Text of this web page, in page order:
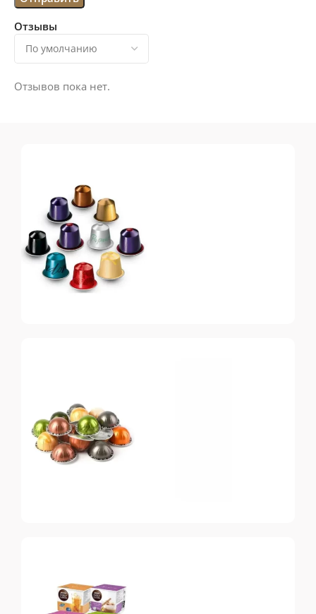
Отзывы
Отзывов пока нет.
системы Nespresso
Топ-10 капсул для
системы Nespresso